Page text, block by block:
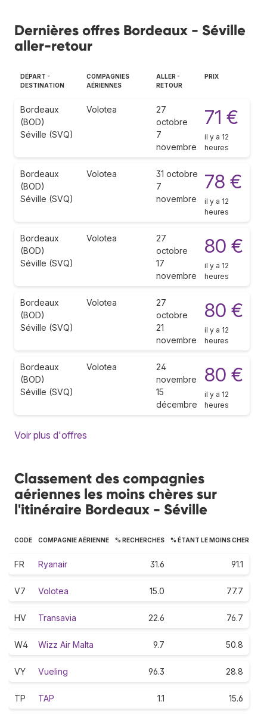
Dernières offres Bordeaux - Séville
aller-retour
DÉPART -
DESTINATION
COMPAGNIES
AÉRIENNES
ALLER -
RETOUR
PRIX
Bordeaux
(BOD)
Séville (SVQ)
Volotea
27
octobre
7
novembre
71 €
il y a 12
heures
Bordeaux
(BOD)
Séville (SVQ)
Volotea
31 octobre
7
novembre
78 €
il y a 12
heures
Bordeaux
(BOD)
Séville (SVQ)
Volotea
27
octobre
17
novembre
80 €
il y a 12
heures
Bordeaux
(BOD)
Séville (SVQ)
Volotea
27
octobre
21
novembre
80 €
il y a 12
heures
Bordeaux
(BOD)
Séville (SVQ)
Volotea
24
novembre
15
décembre
80 €
il y a 12
heures
Voir plus d'offres
Classement des compagnies
aériennes les moins chères sur
l'itinéraire Bordeaux - Séville
CODE COMPAGNIE AÉRIENNE % RECHERCHES % ÉTANT LE MOINS CHER
FR Ryanair 31.6 91.1
V7 Volotea 15.0 77.7
HV Transavia 22.6 76.7
W4 Wizz Air Malta 9.7 50.8
VY Vueling 96.3 28.8
TP TAP 1.1 15.6